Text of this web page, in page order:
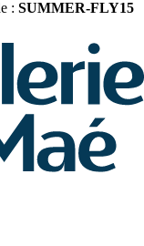
: SUMMER-FLY15